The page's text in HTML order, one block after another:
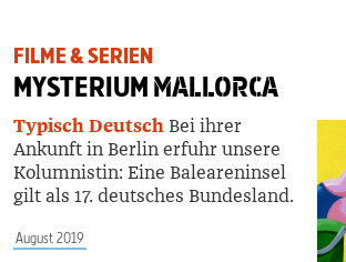
FILME & SERIEN
MYSTERIUMMALLORCA
Typisch DeutschBei ihrer
Ankunft in Berlin erfuhr unsere
Kolumnistin: Eine Baleareninsel
gilt als 17. deutsches Bundesland.
August 2019